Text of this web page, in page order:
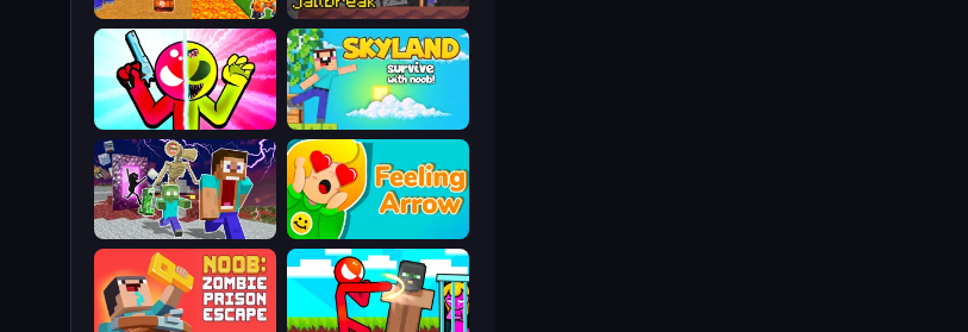
Noob Miner: Escape From Prison
Noob Tower Defense
Skyland Survive With Noob!
Stickman Zombie vs Stickman Hero
Feeling Arrow
Monster School Herobrine Siren Head